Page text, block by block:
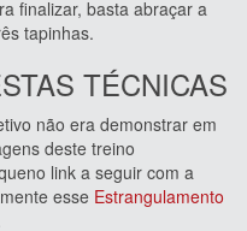
finalizar, basta abraçar a
tapinhas.
TÉCNICAS
não era demonstrar em
deste treino
link a seguir com a
esse Estrangulamento